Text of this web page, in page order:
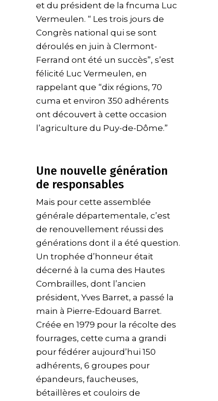
et du président de la fncuma Luc
Vermeulen. “ Les trois jours de
Congrès national qui se sont
déroulés en juin à Clermont-
Ferrand ont été un succès”, s’est
félicité Luc Vermeulen, en
rappelant que “dix régions, 70
cuma et environ 350 adhérents
ont découvert à cette occasion
l’agriculture du Puy-de-Dôme.”
Une nouvelle génération
de responsables
Mais pour cette assemblée
générale départementale, c’est
de renouvellement réussi des
générations dont il a été question.
Un trophée d’honneur était
décerné à la cuma des Hautes
Combrailles, dont l’ancien
président, Yves Barret, a passé la
main à Pierre-Edouard Barret.
Créée en 1979 pour la récolte des
fourrages, cette cuma a grandi
pour fédérer aujourd’hui 150
adhérents, 6 groupes pour
épandeurs, faucheuses,
bétaillères et couloirs de